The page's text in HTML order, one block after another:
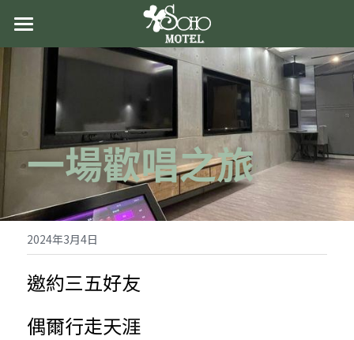
首頁
最新消息
房型導覽
交通資訊
聯絡我們
一場歡唱之旅
2024年3月4日
邀約三五好友
偶爾行走天涯